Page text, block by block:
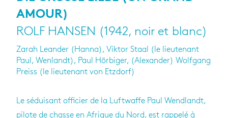
AMOUR)
ROLF HANSEN (1942, noir et blanc)
Zarah Leander (Hanna), Viktor Staal (le lieutenant
Paul, Wenlandt), Paul Hörbiger, (Alexander) Wolfgang
Preiss (le lieutenant von Etzdorf)
Le séduisant officier de la Luftwaffe Paul Wendlandt,
pilote de chasse en Afrique du Nord, est rappelé à